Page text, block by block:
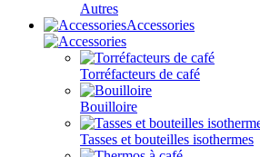
Autres
Accessories
Torréfacteurs de café
Bouilloire
Tasses et bouteilles isothermes